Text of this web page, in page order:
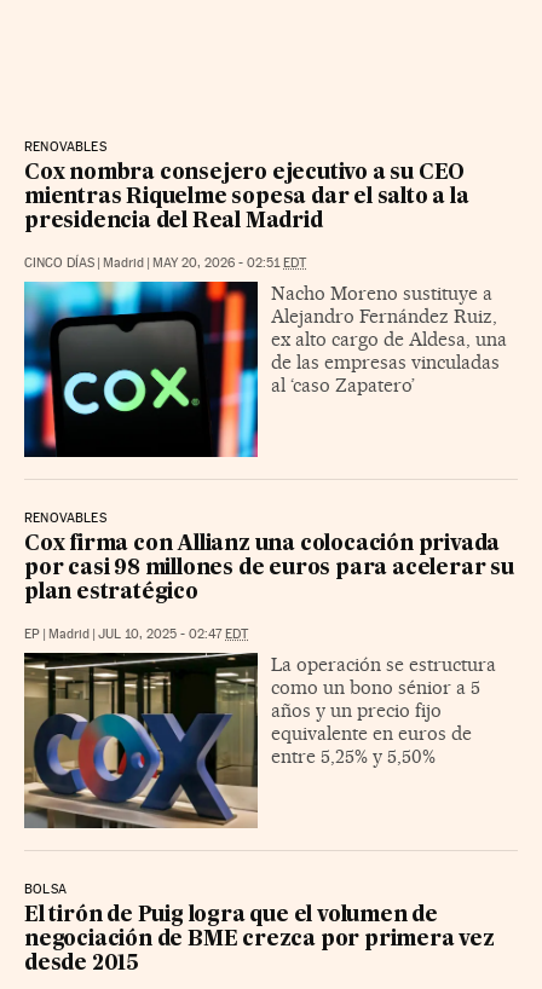
RENOVABLES
Cox nombra consejero ejecutivo a su CEO
mientras Riquelme sopesa dar el salto a la
presidencia del Real Madrid
CINCO DÍAS | Madrid | MAY 20, 2026 - 02:51EDT
Nacho Moreno sustituye a
Alejandro Fernández Ruiz,
ex alto cargo de Aldesa, una
de las empresas vinculadas
al ‘caso Zapatero’
RENOVABLES
Cox firma con Allianz una colocación privada
por casi 98 millones de euros para acelerar su
plan estratégico
EP | Madrid | JUL 10, 2025 - 02:47EDT
La operación se estructura
como un bono sénior a 5
años y un precio fijo
equivalente en euros de
entre 5,25% y 5,50%
BOLSA
El tirón de Puig logra que el volumen de
negociación de BME crezca por primera vez
desde 2015